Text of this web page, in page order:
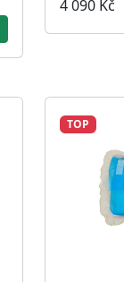
4 090 Kč
TOP